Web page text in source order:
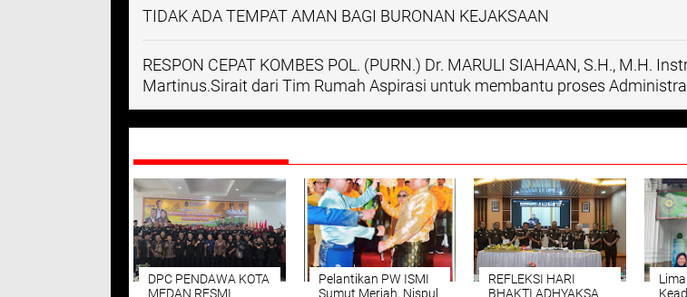
TIDAK ADA TEMPAT AMAN BAGI BURONAN KEJAKSAAN
RESPON CEPAT KOMBES POL. (PURN.) Dr. MARULI SIAHAAN, S.H., M.H.
Martinus.Sirait dari Tim Rumah Aspirasi untuk membantu proses
DPC PENDAWA KOTA
MEDAN RESMI
Pelantikan PW ISMI
Sumut Meriah, Nispul
REFLEKSI HARI
BHAKTI ADHYAKSA